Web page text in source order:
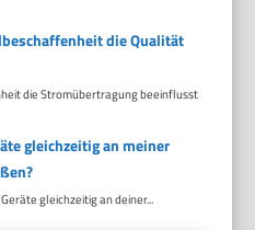
die Qualität
die Stromübertragung beeinflusst
gleichzeitig an meiner
gleichzeitig an deiner...